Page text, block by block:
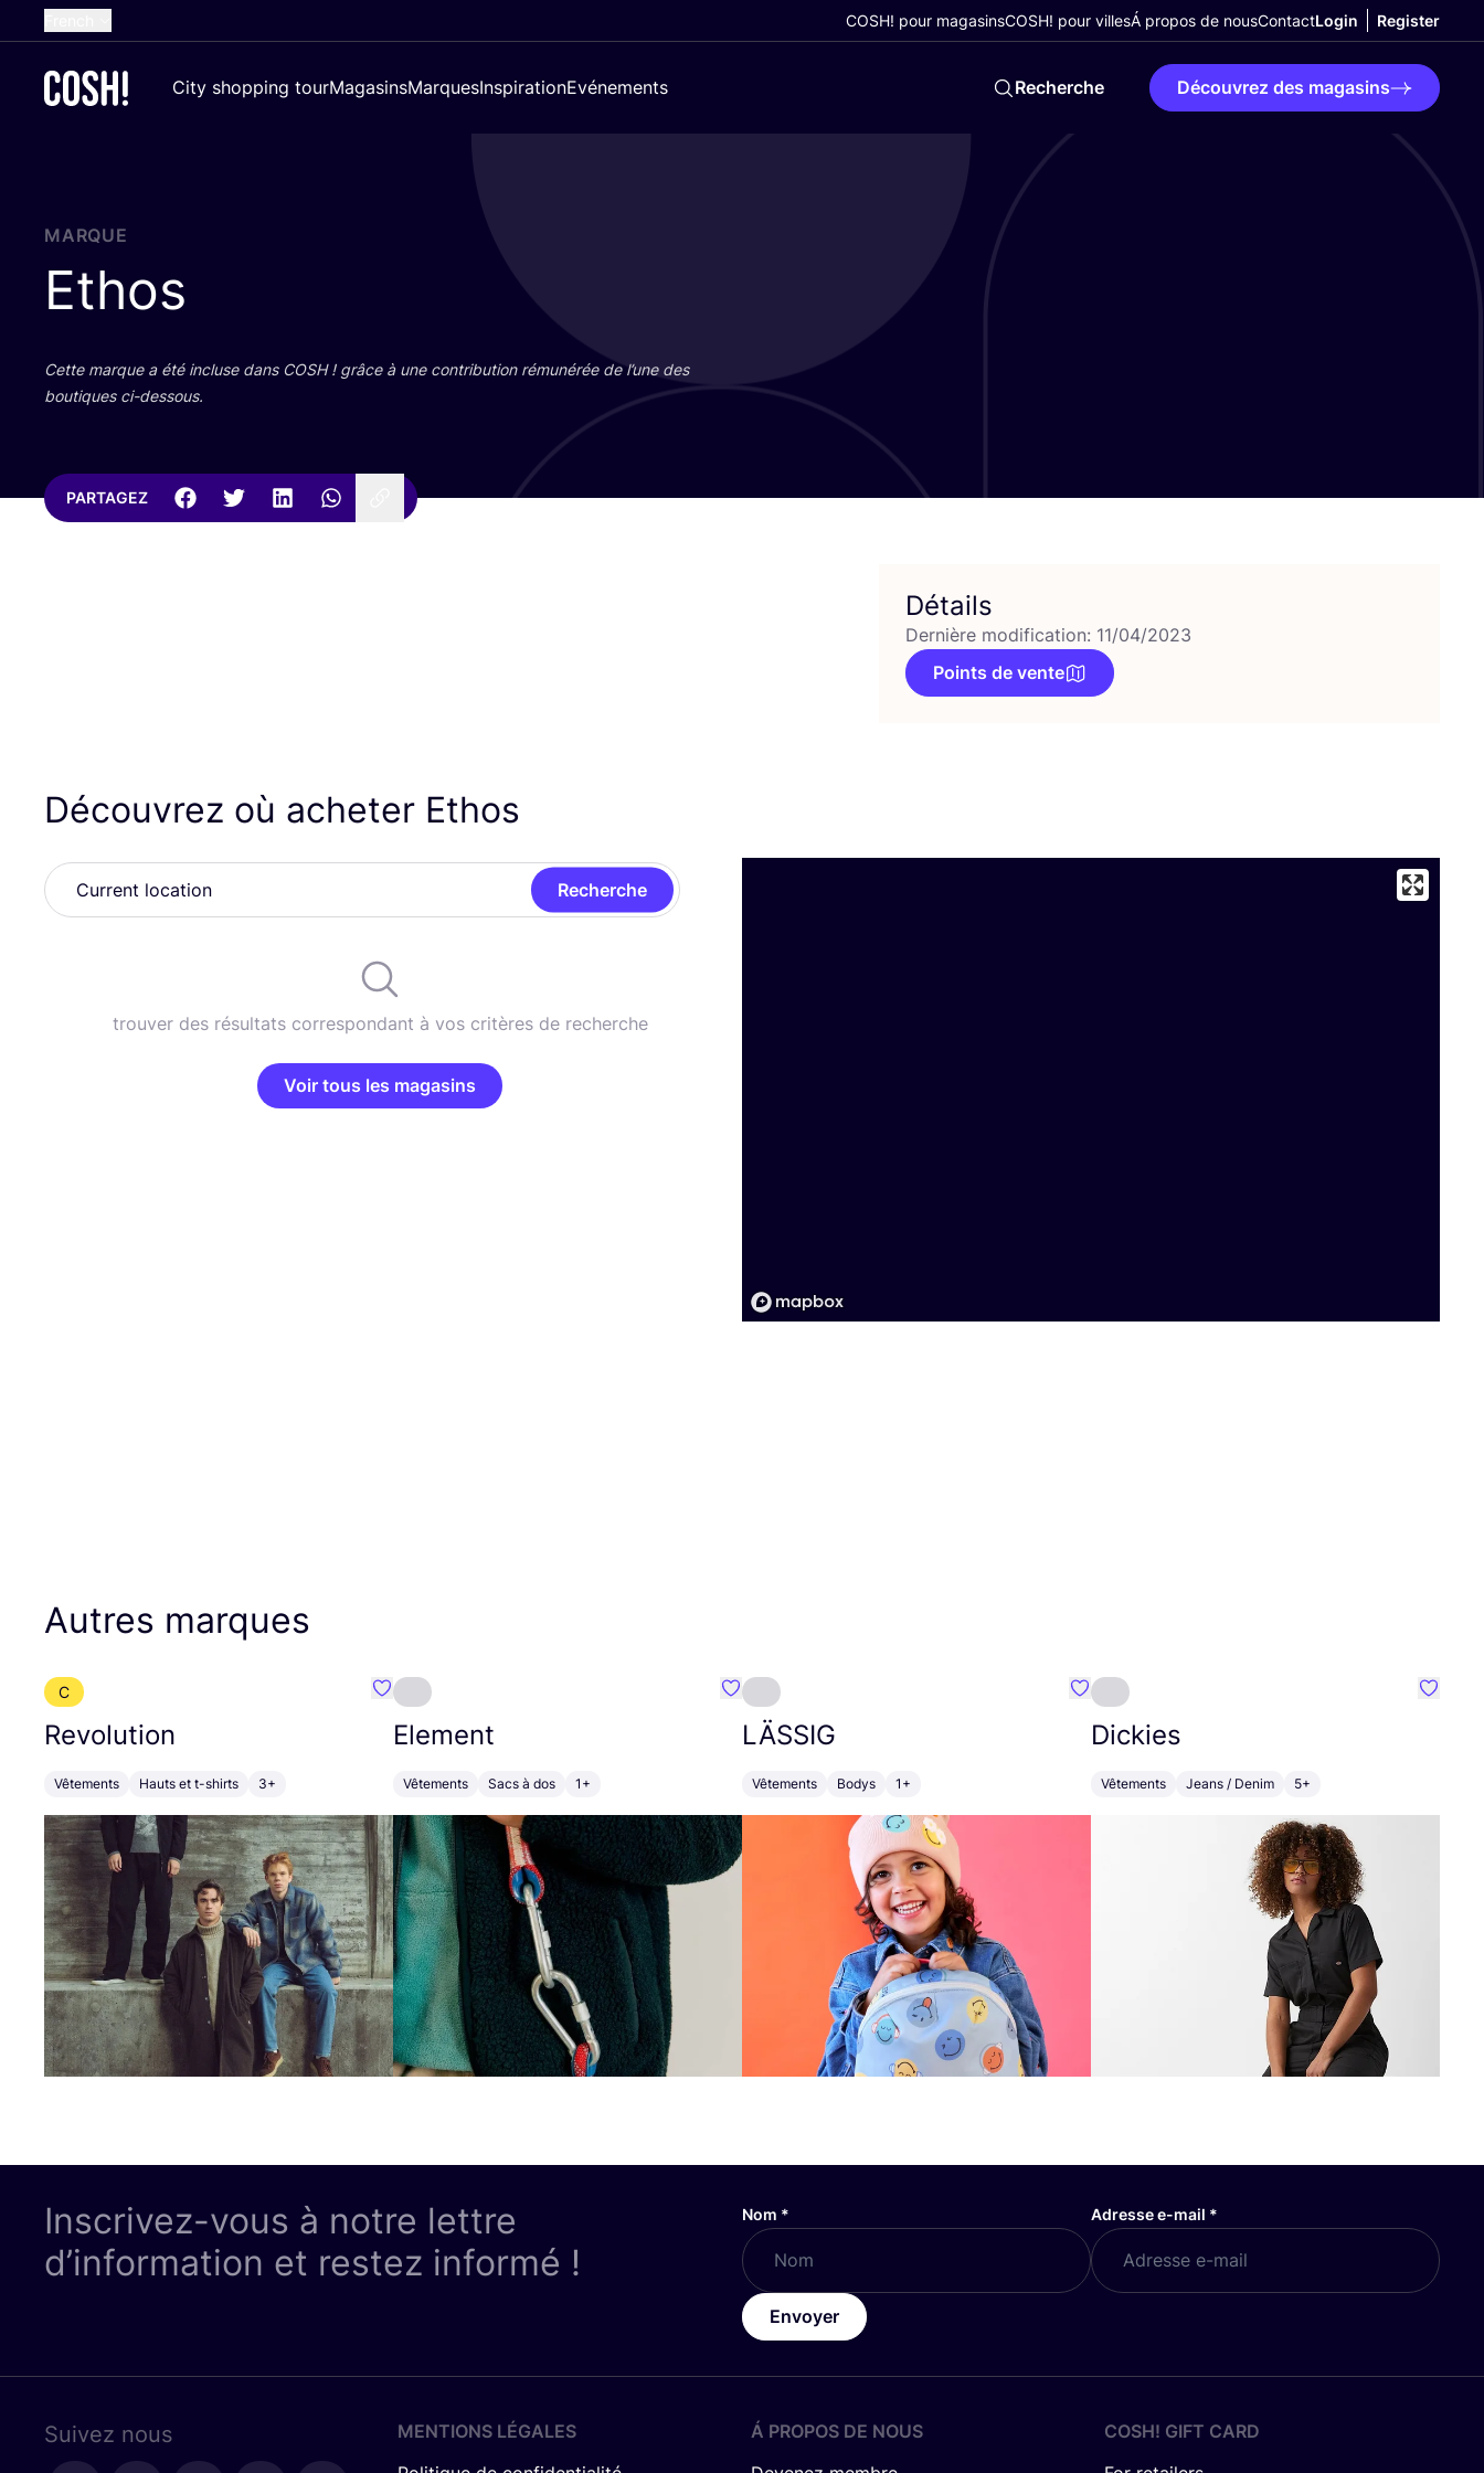
Dutch
Croatian
COSH! pour magasinsCOSH! pour villesÁ propos de nousContactLogin Register
City shopping tourMagasinsMarquesInspirationEvénements Recherche Découvrez des magasins
MARQUE
Ethos
Cette marque a été incluse dans COSH! grâce à une contri­bu­tion rému­né­rée de l’une des
bou­tiques ci-dessous.
PARTAGEZ
Détails
Dernière modification: 11/04/2023
Points de vente
Découvrez où acheter Ethos
Recherche
trouver des résultats correspondant à vos critères de recherche
Voir tous les magasins
Autres marques
C
Revolution
Vêtements Hauts et t-shirts 3+
Préféré {nom}
Element
Vêtements Sacs à dos 1+
Préféré {nom}
LÄSSIG
Vêtements Bodys 1+
Préféré {nom}
Dickies
Vêtements Jeans / Denim 5+
Inscrivez-vous à notre lettre
d’information et restez informé !
Nom * Adresse e-mail *
Envoyer
Suivez nous
MENTIONS LÉGALES
Á PROPOS DE NOUS
COSH! GIFT CARD